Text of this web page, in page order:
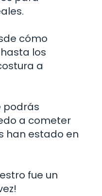
cómo
los
a
podrás
a cometer
han estado en
fue un